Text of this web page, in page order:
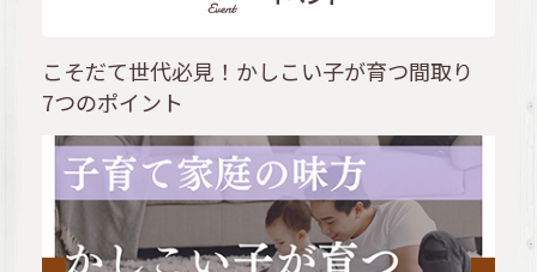
こそだて世代必見！かしこい子が育つ間取り
7つのポイント